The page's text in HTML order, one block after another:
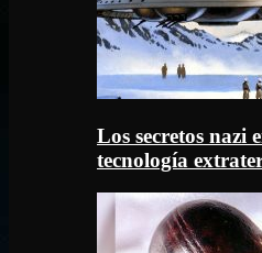
Los secretos nazi
tecnología